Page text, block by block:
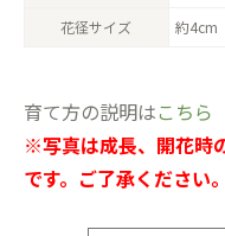
花径サイズ
約4cm
育て方の説明はこちら
※写真は成長、開花時
です。ご了承ください。